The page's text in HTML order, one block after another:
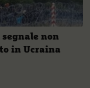
segnale non
in Ucraina